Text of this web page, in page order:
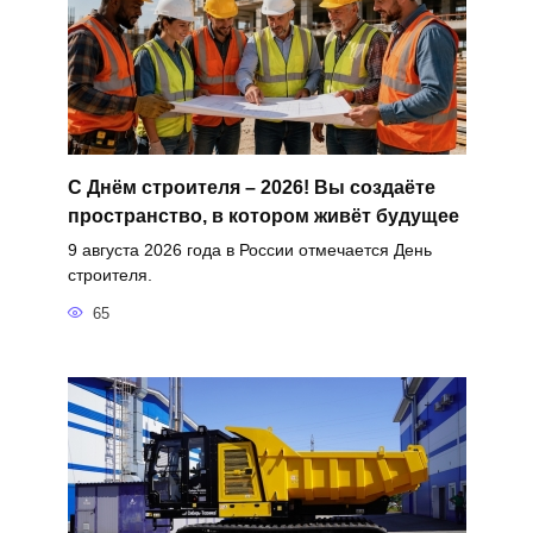
С Днём строителя – 2026! Вы создаёте
пространство, в котором живёт будущее
9 августа 2026 года в России отмечается День
строителя.
65